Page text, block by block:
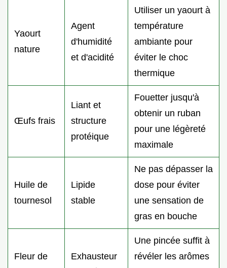
Yaourt
nature
Agent
d'humidité
et d'acidité
Utiliser un yaourt à
température
ambiante pour
éviter le choc
thermique
Œufs frais
Liant et
structure
protéique
Fouetter jusqu'à
obtenir un ruban
pour une légèreté
maximale
Huile de
tournesol
Lipide
stable
Ne pas dépasser la
dose pour éviter
une sensation de
gras en bouche
Fleur de
Exhausteur
Une pincée suffit à
révéler les arômes